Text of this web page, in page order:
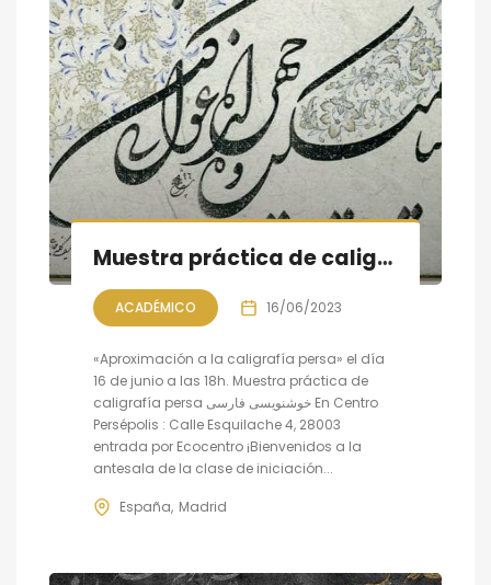
Muestra práctica de caligrafía persa, sesión IX
ACADÉMICO 16/06/2023
«Aproximación a la caligrafía persa» el día
16 de junio a las 18h. Muestra práctica de
caligrafía persa خوشنویسی فارسی En Centro
Persépolis : Calle Esquilache 4, 28003
entrada por Ecocentro ¡Bienvenidos a la
antesala de la clase de iniciación...
España Madrid